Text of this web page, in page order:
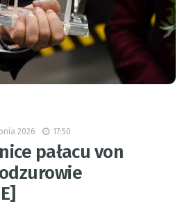
2026 17:50
pałacu von